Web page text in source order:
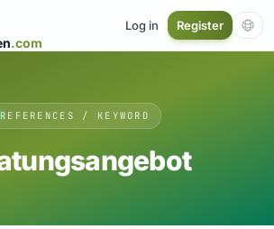
.com
Log in Register
REFERENCES / KEYWORD